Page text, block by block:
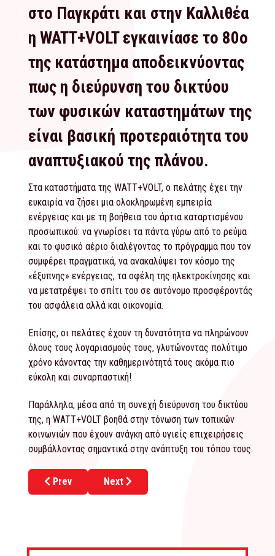
στο Παγκράτι και στην Καλλιθέα
η WATT+VOLT εγκαινίασε το 80ο
της κατάστημα αποδεικνύοντας
πως η διεύρυνση του δικτύου
των φυσικών καταστημάτων της
είναι βασική προτεραιότητα του
αναπτυξιακού της πλάνου.
Στα καταστήματα της WATT+VOLT, ο πελάτης έχει την
ευκαιρία να ζήσει μια ολοκληρωμένη εμπειρία
ενέργειας και με τη βοήθεια του άρτια καταρτισμένου
προσωπικού: να γνωρίσει τα πάντα γύρω από το ρεύμα
και το φυσικό αέριο διαλέγοντας το πρόγραμμα που τον
συμφέρει πραγματικά, να ανακαλύψει τον κόσμο της
«έξυπνης» ενέργειας, τα οφέλη της ηλεκτροκίνησης και
να μετατρέψει το σπίτι του σε αυτόνομο προσφέροντάς
του ασφάλεια αλλά και οικονομία.
Επίσης, οι πελάτες έχουν τη δυνατότητα να πληρώνουν
όλους τους λογαριασμούς τους, γλυτώνοντας πολύτιμο
χρόνο κάνοντας την καθημερινότητά τους ακόμα πιο
εύκολη και συναρπαστική!
Παράλληλα, μέσα από τη συνεχή διεύρυνση του δικτύου
της, η WATT+VOLT βοηθά στην τόνωση των τοπικών
κοινωνιών που έχουν ανάγκη από υγιείς επιχειρήσεις
συμβάλλοντας σημαντικά στην ανάπτυξη του τόπου τους.
Previous article: COFFEE THEORY: Κύριο μέλημα
Prev Next article: FRANCHISE BUSINESS:
Next